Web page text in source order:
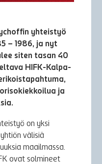
yhteistyö
– 1986, ja nyt
siten tasan 40
HIFK-Kalpa-
ja
on yksi
välisiä
maailmassa.
ovat solmineet